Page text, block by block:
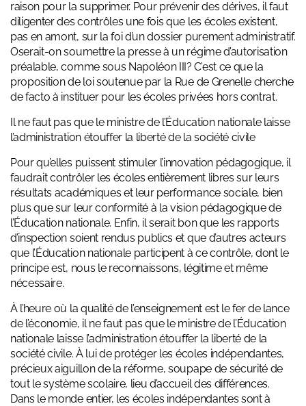
raison pour la supprimer. Pour prévenir des dérives, il faut
diligenter des contrôles une fois que les écoles existent,
pas en amont, sur la foi d’un dossier purement administratif.
Oserait-on soumettre la presse à un régime d’autorisation
préalable, comme sous Napoléon III? C’est ce que la
proposition de loi soutenue par la Rue de Grenelle cherche
de facto à instituer pour les écoles privées hors contrat.
Il ne faut pas que le ministre de l’Éducation nationale laisse
l’administration étouffer la liberté de la société civile
Pour qu’elles puissent stimuler l’innovation pédagogique, il
faudrait contrôler les écoles entièrement libres sur leurs
résultats académiques et leur performance sociale, bien
plus que sur leur conformité à la vision pédagogique de
l’Éducation nationale. Enfin, il serait bon que les rapports
d’inspection soient rendus publics et que d’autres acteurs
que l’Éducation nationale participent à ce contrôle, dont le
principe est, nous le reconnaissons, légitime et même
nécessaire.
À l’heure où la qualité de l’enseignement est le fer de lance
de l’économie, il ne faut pas que le ministre de l’Éducation
nationale laisse l’administration étouffer la liberté de la
société civile. À lui de protéger les écoles indépendantes,
précieux aiguillon de la réforme, soupape de sécurité de
tout le système scolaire, lieu d’accueil des différences.
Dans le monde entier, les écoles indépendantes sont à